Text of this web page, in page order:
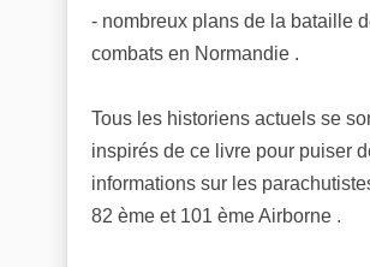
- nombreux plans de la bataille
combats en Normandie .
Tous les historiens actuels se
inspirés de ce livre pour puiser
informations sur les
82 ème et 101 ème Airborne .